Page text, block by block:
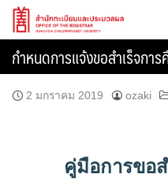
Skip
กำหนดการแจ้งขอสำเร็จกา
2 มกราคม 2019 ozaki
คู่มือการขอ